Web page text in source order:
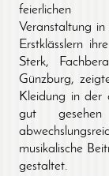
feierlichen
Veranstaltung
Erstklässlern
Sterk,
Günzburg,
Kleidung in der
gut
musikalische
gestaltet.